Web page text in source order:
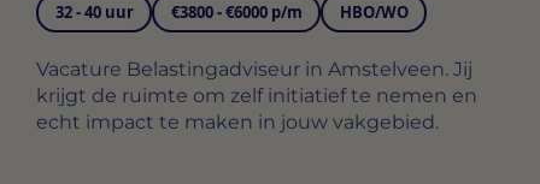
32 - 40 uur €3800 - €6000 p/m HBO/WO
Vacature Belastingadviseur in Amstelveen. Jij
krijgt de ruimte om zelf initiatief te nemen en
echt impact te maken in jouw vakgebied.